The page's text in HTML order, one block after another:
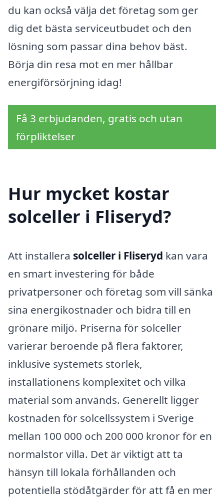
du kan också välja det företag som ger
dig det bästa serviceutbudet och den
lösning som passar dina behov bäst.
Börja din resa mot en mer hållbar
energiförsörjning idag!
Få 3 erbjudanden, gratis och utan
förpliktelser
Hur mycket kostar
solceller i Fliseryd?
Att installera solceller i Fliseryd kan vara
en smart investering för både
privatpersoner och företag som vill sänka
sina energikostnader och bidra till en
grönare miljö. Priserna för solceller
varierar beroende på flera faktorer,
inklusive systemets storlek,
installationens komplexitet och vilka
material som används. Generellt ligger
kostnaden för solcellssystem i Sverige
mellan 100 000 och 200 000 kronor för en
normalstor villa. Det är viktigt att ta
hänsyn till lokala förhållanden och
potentiella stödåtgärder för att få en mer